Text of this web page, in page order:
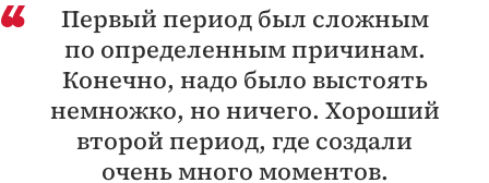
Первый период был сложным
по определенным причинам.
Конечно, надо было выстоять
немножко, но ничего. Хороший
второй период, где создали
очень много моментов.